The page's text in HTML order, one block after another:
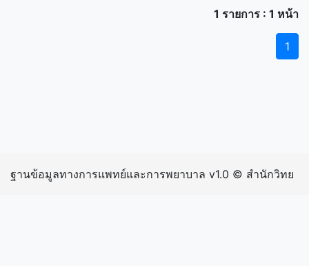
1 รายการ : 1 หน้า
1
ฐานข้อมูลทางการแพทย์และการพยาบาล v1.0 © สำนักวิทย